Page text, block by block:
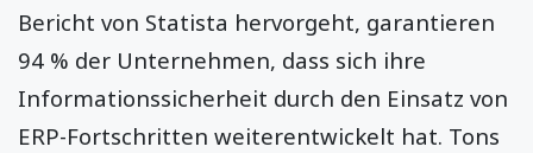
Bericht von Statista hervorgeht, garantieren
94 % der Unternehmen, dass sich ihre
Informationssicherheit durch den Einsatz von
ERP-Fortschritten weiterentwickelt hat. Tons